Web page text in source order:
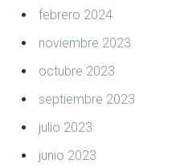
febrero 2024
noviembre 2023
octubre 2023
septiembre 2023
julio 2023
junio 2023